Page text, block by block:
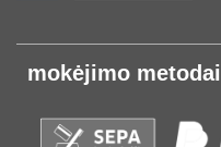
mokėjimo metodai